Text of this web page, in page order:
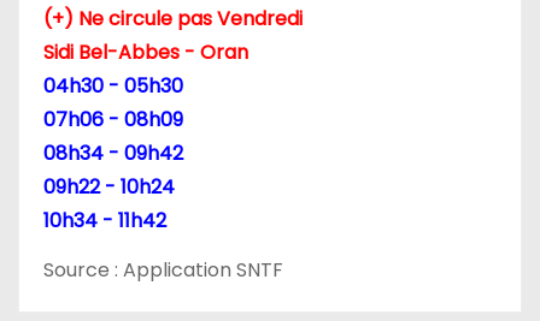
(+) Ne circule pas Vendredi
Sidi Bel-Abbes - Oran
04h30 - 05h30
07h06 - 08h09
08h34 - 09h42
09h22 - 10h24
10h34 - 11h42
Source : Application SNTF